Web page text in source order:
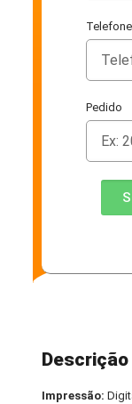
Telefone
Pedido
Impressão: